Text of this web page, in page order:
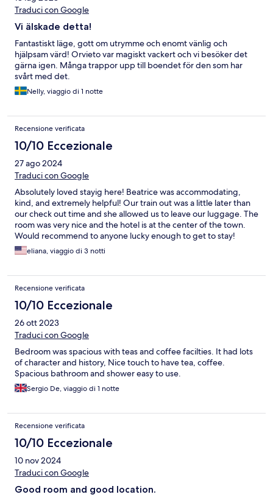
Traduci con Google
Vi älskade detta!
Fantastiskt läge, gott om utrymme och enomt vänlig och
hjälpsam värd! Orvieto var magiskt vackert och vi besöker det
gärna igen. Många trappor upp till boendet för den som har
svårt med det.
Nelly, viaggio di 1 notte
Recensione verificata
10/10 Eccezionale
27 ago 2024
Traduci con Google
Absolutely loved stayig here! Beatrice was accommodating,
kind, and extremely helpful! Our train out was a little later than
our check out time and she allowed us to leave our luggage. The
room was very nice and the hotel is at the center of the town.
Would recommend to anyone lucky enough to get to stay!
eliana, viaggio di 3 notti
Recensione verificata
10/10 Eccezionale
26 ott 2023
Traduci con Google
Bedroom was spacious with teas and coffee facilties. It had lots
of character and history, Nice touch to have tea, coffee.
Spacious bathroom and shower easy to use.
Sergio De, viaggio di 1 notte
Recensione verificata
10/10 Eccezionale
10 nov 2024
Traduci con Google
Good room and good location.